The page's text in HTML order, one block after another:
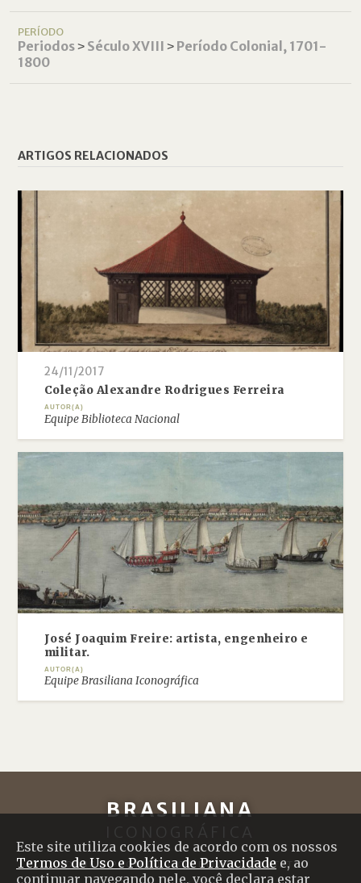
Este site utiliza cookies de acordo com os nossos
Termos de Uso e Política de Privacidade e, ao
continuar navegando nele, você declara estar
PERÍODO
Periodos˃ Século XVIII ˃ Período Colonial, 1701-
1800
ARTIGOS RELACIONADOS
24/11/2017
Coleção Alexandre Rodrigues Ferreira
AUTOR(A)
Equipe Biblioteca Nacional
José Joaquim Freire: artista, engenheiro e
militar.
AUTOR(A)
Equipe Brasiliana Iconográfica
BRASILIANA
ICONOGRÁFICA
SOBRE O PROJETO | CRÉDITOS |CONTATO